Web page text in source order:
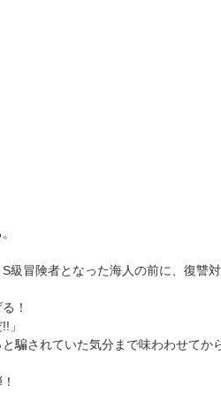
冒険者となった海人の前に、復讐
！
」
騙されていた気分まで味わわせてか